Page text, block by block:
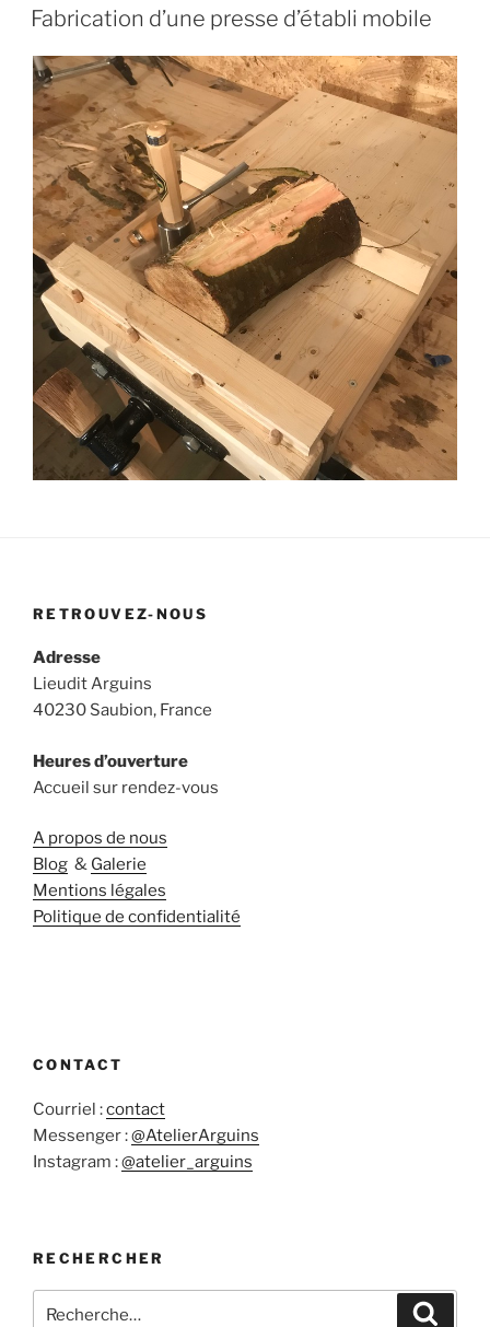
LE
Fabrication d’une presse d’établi mobile
RETROUVEZ-NOUS
Adresse
Lieudit Arguins
40230 Saubion, France
Heures d’ouverture
Accueil sur rendez-vous
A propos de nous
Blog & Galerie
Mentions légales
Politique de confidentialité
CONTACT
Courriel :contact
Messenger :@AtelierArguins
Instagram :@atelier_arguins
RECHERCHER